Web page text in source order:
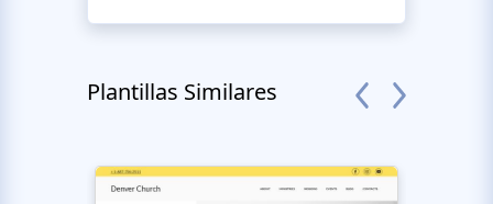
Plantillas Similares